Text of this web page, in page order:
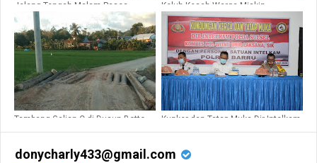
Jelang Tengah Malam Pasca
Kebakaran Palanro, Sekda Barru
Turun di Lokasi Kebakaran Palanro
Keluh Kesah Warga Miskin
Penerima BLT-APBD di Kelurahan
Coppo Barru
Tambang Galian C di Dusun Botto-
Kunker dan Tatap Muka Dir Intelkam
donycharly433@gmail.com